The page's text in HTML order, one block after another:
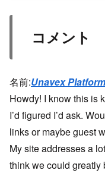
コメント
名前:Unavex Platform
Howdy! I know this is
I’d figured I’d ask.
links or maybe guest
My site addresses a
think we could greatly